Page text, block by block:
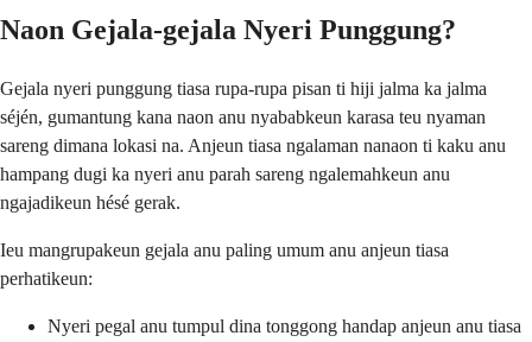
Naon Gejala-gejala Nyeri Punggung?
Gejala nyeri punggung tiasa rupa-rupa pisan ti hiji jalma ka jalma
séjén, gumantung kana naon anu nyababkeun karasa teu nyaman
sareng dimana lokasi na. Anjeun tiasa ngalaman nanaon ti kaku anu
hampang dugi ka nyeri anu parah sareng ngalemahkeun anu
ngajadikeun hésé gerak.
Ieu mangrupakeun gejala anu paling umum anu anjeun tiasa
perhatikeun:
Nyeri pegal anu tumpul dina tonggong handap anjeun anu tiasa